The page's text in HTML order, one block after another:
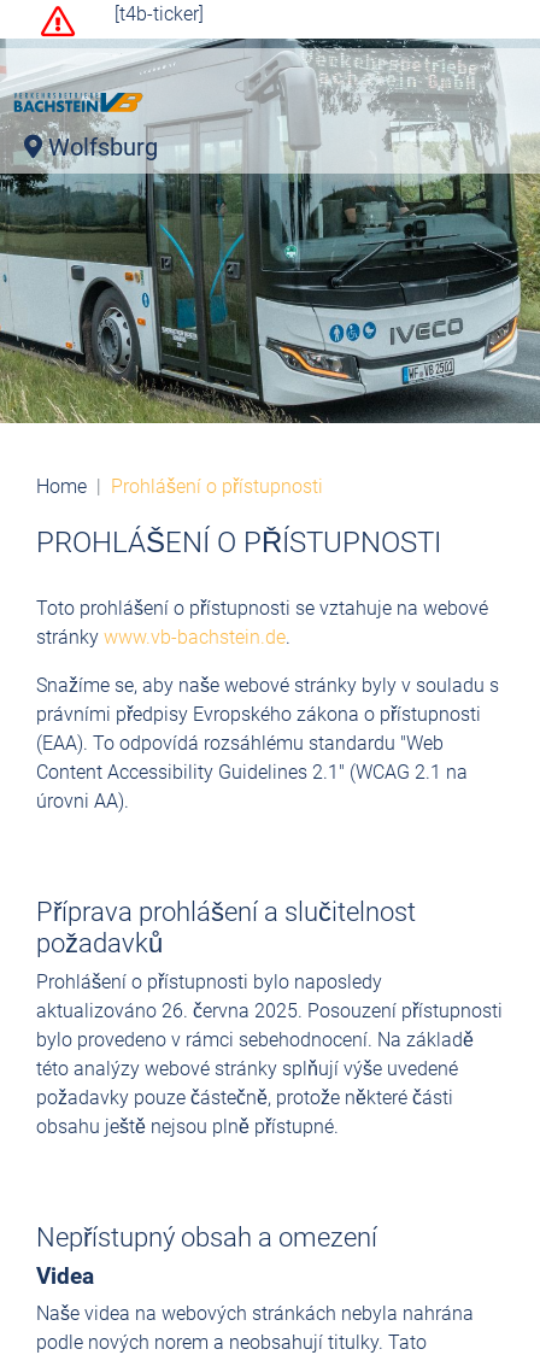
[t4b-ticker]
Wolfsburg
Home Prohlášení o přístupnosti
PROHLÁŠENÍ O PŘÍSTUPNOSTI
Toto prohlášení o přístupnosti se vztahuje na webové
stránky www.vb-bachstein.de.
Snažíme se, aby naše webové stránky byly v souladu s
právními předpisy Evropského zákona o přístupnosti
(EAA). To odpovídá rozsáhlému standardu "Web
Content Accessibility Guidelines 2.1" (WCAG 2.1 na
úrovni AA).
Příprava prohlášení a slučitelnost
požadavků
Prohlášení o přístupnosti bylo naposledy
aktualizováno 26. června 2025. Posouzení přístupnosti
bylo provedeno v rámci sebehodnocení. Na základě
této analýzy webové stránky splňují výše uvedené
požadavky pouze částečně, protože některé části
obsahu ještě nejsou plně přístupné.
Nepřístupný obsah a omezení
Videa
Naše videa na webových stránkách nebyla nahrána
podle nových norem a neobsahují titulky. Tato